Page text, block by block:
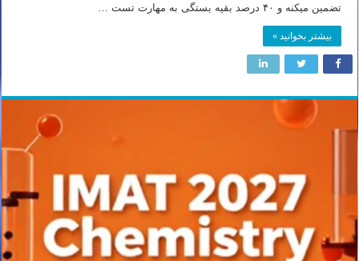
تضمین میکنه و ۴۰ درصد بقیه بستگی به مهارت تست …
بیشتر بخوانید »